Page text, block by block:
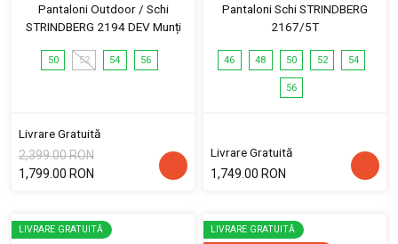
Pantaloni Outdoor / Schi
STRINDBERG 2194 DEV Munți
50 52 54 56
Livrare Gratuită
2,399.00 RON
1,799.00 RON
Pantaloni Schi STRINDBERG
2167/5T
46 48 50 52 54
56
Livrare Gratuită
1,749.00 RON
LIVRARE GRATUITĂ
LIVRARE GRATUITĂ